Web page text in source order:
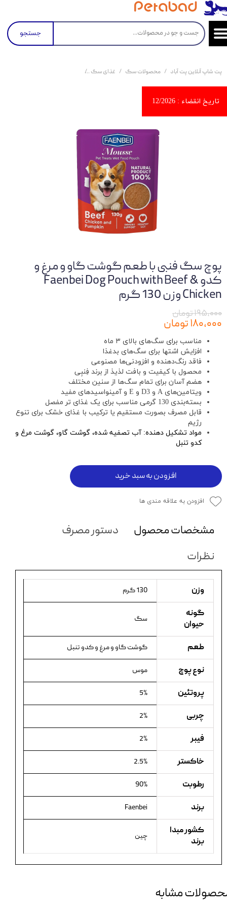
جستجو
پت شاپ آنلاین پت آباد محصولات سگ غذای سگ
پوچ سگ فنبی با طعم گوشت گاو و مرغ و
کدو Faenbei Dog Pouch with Beef &
Chicken وزن 130 گرم
۱۹۵,۰۰۰ تومان
۱۸۰,۰۰۰ تومان
مناسب برای سگ‌های بالای ۳ ماه
افزایش اشتها برای سگ‌های بدغذا
فاقد رنگ‌دهنده‌ و افزودنی‌ها مصنوعی
محصول با کیفیت و بافت لذیذ از برند فِنبِی
هضم آسان برای تمام سگ‌ها از سنین مختلف
ویتامین‌های A و D3 و E و آمینواسیدهای مفید
بسته‌بندی 130 گرمی مناسب برای یک غذای تر مفصل
قابل مصرف بصورت مستقیم یا ترکیب با غذای خشک برای تنوع
رژیم
مواد تشکیل دهنده: آب تصفیه شده، گوشت گاو، گوشت مرغ و
کدو تنبل
افزودن به سبد خرید
افزودن به علاقه مندی ها
مشخصات محصول
دستور مصرف
نظرات
وزن 130 گرم
گونه
حیوان
سگ
طعم گوشت گاو و مرغ و کدو تنبل
نوع پوچ موس
پروتئین 5%
چربی 2%
فیبر 2%
خاکستر 2.5%
رطوبت 90%
برند Faenbei
کشور مبدا
برند
چین
مشابه